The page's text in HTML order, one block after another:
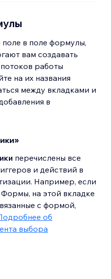
поле в поле формулы,
вам создавать
работы
на их названия
между вкладками и
в
перечислены все
и действий в
Например, если
на этой вкладке
с формой,
об
выбора